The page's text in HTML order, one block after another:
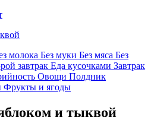
молока Без муки Без мяса Без
завтрак Еда кусочками Завтрак
Овощи Полдник
Фрукты и ягоды
и тыквой